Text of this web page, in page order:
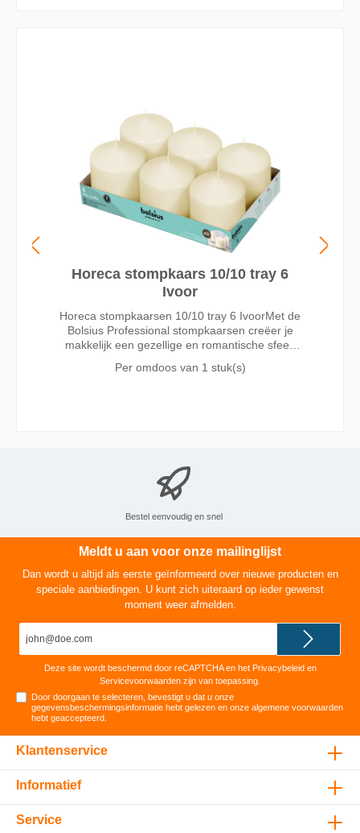
Horeca stompkaars 10/10 tray 6
Ivoor
Horeca stompkaarsen 10/10 tray 6 IvoorMet de
Bolsius Professional stompkaarsen creëer je
makkelijk een gezellige en romantische sfeer.
gebruik en gemaakt voor 52 branduren zodat je
verbranding, kies je met Bolsius Professional
stompkaarsen voor het beste resultaat.
Per omdoos van 1 stuk(s)
Bestel eenvoudig en snel
Meldt u aan voor onze mailinglijst
Dan wordt u altijd als eerste geïnformeerd over nieuwe producten en
speciale aanbiedingen. U kunt zich uiteraard op ieder gewenst
moment weer afmelden.
Deze site wordt beschermd door reCAPTCHA en het Privacybeleiden
Servicevoorwaarden zijn van toepassing.
Door doorgaan te selecteren, bevestigt u dat u onze
gegevensbeschermingsinformatie hebt gelezen en onzealgemene voorwaarden
hebt geaccepteerd
Klantenservice
Informatief
Service